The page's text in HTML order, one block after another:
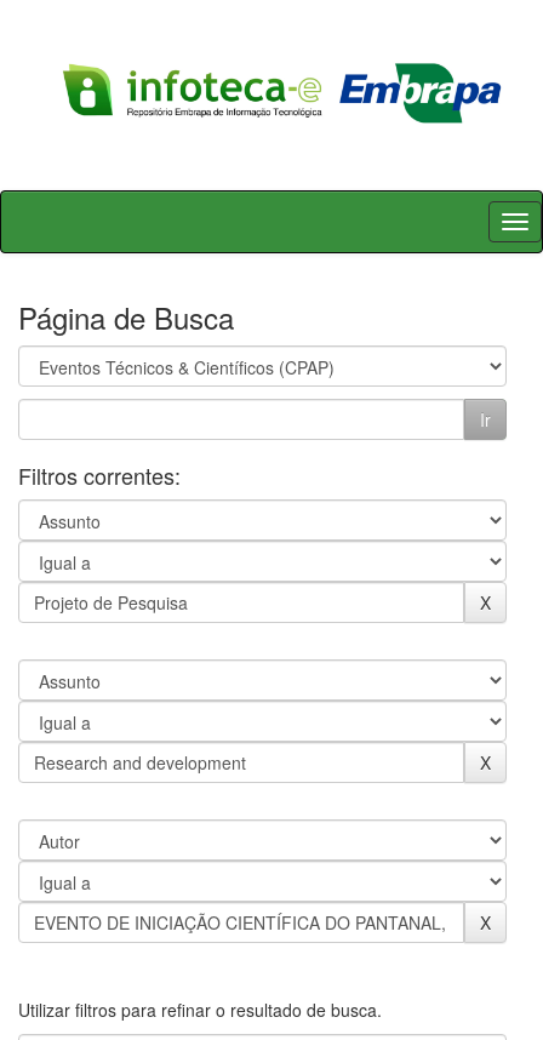
Skip
Página de Busca
Filtros correntes:
Utilizar filtros para refinar o resultado de busca.